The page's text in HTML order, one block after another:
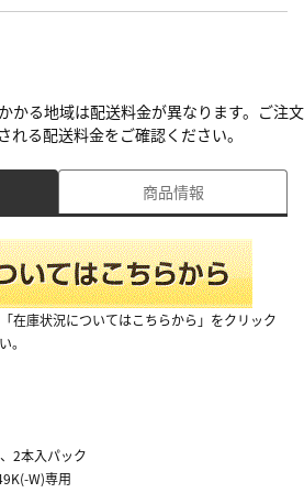
かる地域は配送料金が異なります。ご注文
れる配送料金をご確認ください。
商品情報
在庫状況についてはこちらから」をクリック
。
2本入パック
W)専用